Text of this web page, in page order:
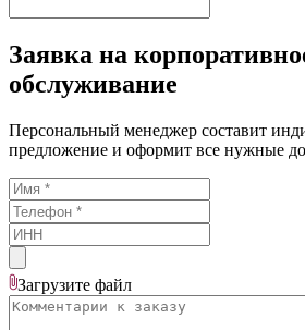
Заявка на
обслуживание
Персональный менеджер составит
предложение и оформит все нужные
Загрузите файл